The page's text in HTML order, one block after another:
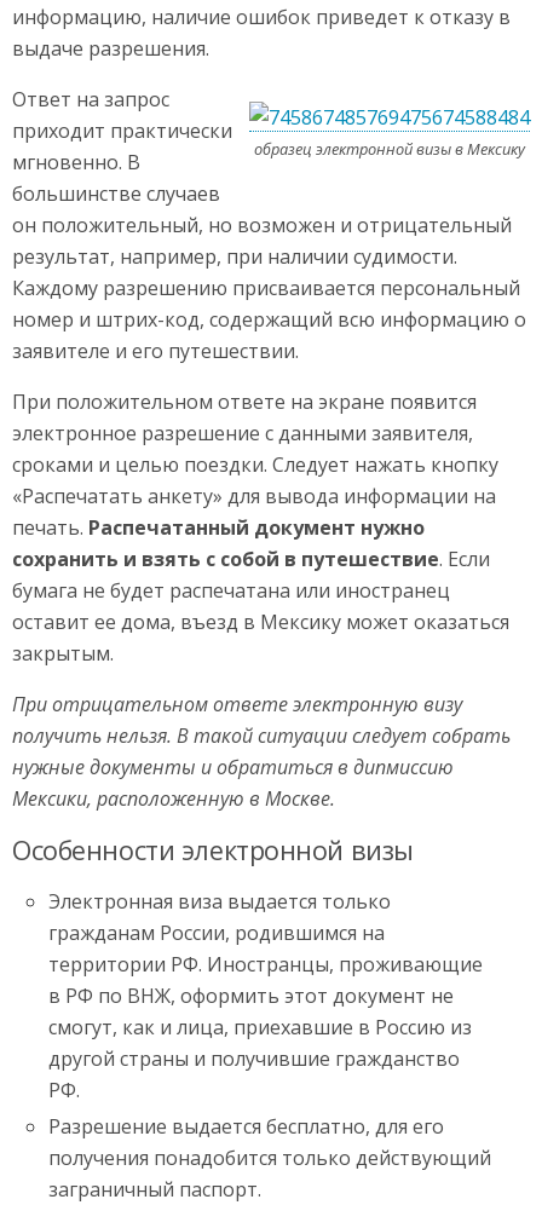
информацию, наличие ошибок приведет к отказу в
выдаче разрешения.
образец электронной визы в Мексику
Ответ на запрос
приходит практически
мгновенно. В
большинстве случаев
он положительный, но возможен и отрицательный
результат, например, при наличии судимости.
Каждому разрешению присваивается персональный
номер и штрих-код, содержащий всю информацию о
заявителе и его путешествии.
При положительном ответе на экране появится
электронное разрешение с данными заявителя,
сроками и целью поездки. Следует нажать кнопку
«Распечатать анкету» для вывода информации на
печать. Распечатанный документ нужно
сохранить и взять с собой в путешествие. Если
бумага не будет распечатана или иностранец
оставит ее дома, въезд в Мексику может оказаться
закрытым.
При отрицательном ответе электронную визу
получить нельзя. В такой ситуации следует собрать
нужные документы и обратиться в дипмиссию
Мексики, расположенную в Москве.
Особенности электронной визы
Электронная виза выдается только
гражданам России, родившимся на
территории РФ. Иностранцы, проживающие
в РФ по ВНЖ, оформить этот документ не
смогут, как и лица, приехавшие в Россию из
другой страны и получившие гражданство
РФ.
Разрешение выдается бесплатно, для его
получения понадобится только действующий
заграничный паспорт.